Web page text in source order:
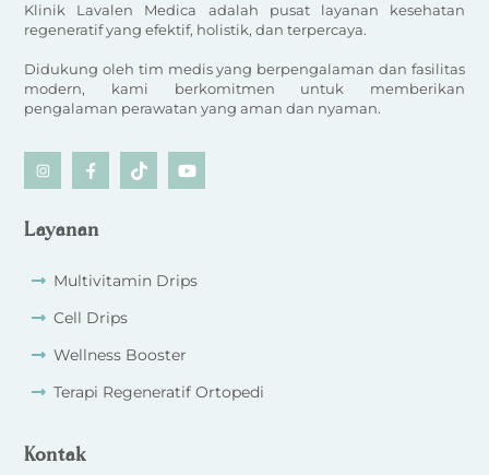
Klinik Lavalen Medica adalah pusat layanan kesehatan
regeneratif yang efektif, holistik, dan terpercaya.
Didukung oleh tim medis yang berpengalaman dan fasilitas
modern, kami berkomitmen untuk memberikan
pengalaman perawatan yang aman dan nyaman.
Icon
Icon
Icon
Icon
Layanan
Multivitamin Drips
Cell Drips
Wellness Booster
Terapi Regeneratif Ortopedi
Kontak